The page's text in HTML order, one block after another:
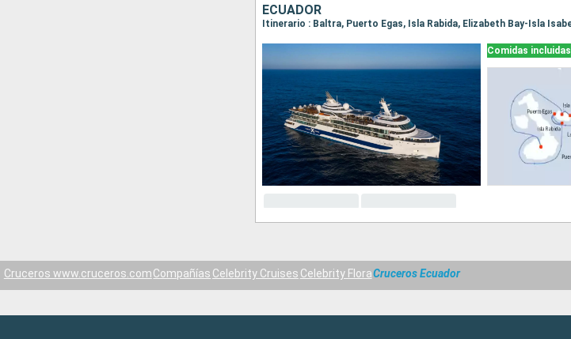
ECUADOR
Comidas incluidas
Cruceros www.cruceros.comCompañías Celebrity Cruises Celebrity FloraCruceros Ecuador